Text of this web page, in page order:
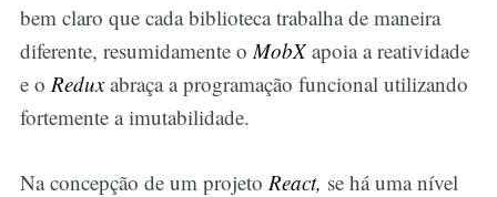
bem claro que cada biblioteca trabalha de maneira
diferente, resumidamente oMobXapoia a reatividade
e o Reduxabraça a programação funcional utilizando
fortemente a imutabilidade.
Na concepção de um projeto React, se há uma nível